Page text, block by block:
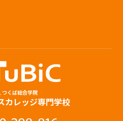
つくば総合学院
カレッジ専門学校